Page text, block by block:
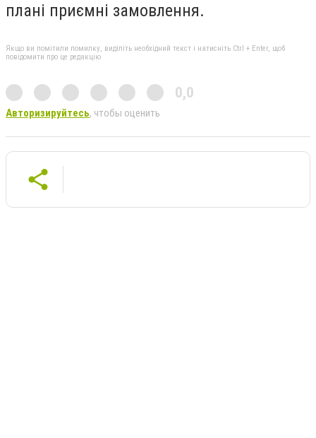
плані приємні замовлення.
Якщо ви помітили помилку, виділіть необхідний текст і натисніть Ctrl + Enter, щоб
повідомити про це редакцію
0,0
Авторизируйтесь, чтобы оценить